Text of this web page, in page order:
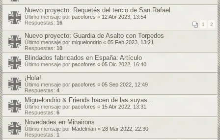
Nuevo proyecto: Requetés del tercio de San Rafael
Último mensaje por pacofores « 12 Abr 2023, 13:54
Respuestas: 16 1 2
Nuevo proyecto: Guardia de Asalto con Torpedos
Último mensaje por miguelondrio « 05 Feb 2023, 13:21
Respuestas: 10
Blindados fabricados en España: Artículo
Último mensaje por pacofores « 05 Dic 2022, 16:40
¡Hola!
Último mensaje por pacofores « 05 Sep 2022, 12:49
Respuestas: 4
Miguelondrio & Friends hacen de las suyas...
Último mensaje por pacofores « 15 Abr 2022, 13:31
Respuestas: 6
Novedades en Minairons
Último mensaje por Madelman « 28 Mar 2022, 22:30
Respuestas: 1